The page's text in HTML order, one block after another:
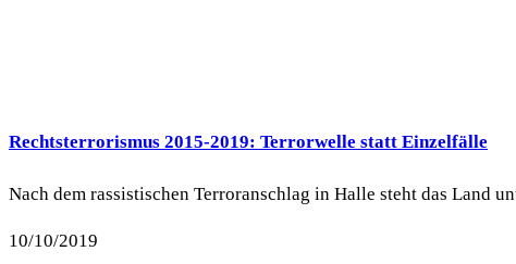
Rechtsterrorismus 2015-2019: Terrorwelle statt Einzelfälle
Nach dem rassistischen Terroranschlag in Halle steht das Land
10/10/2019